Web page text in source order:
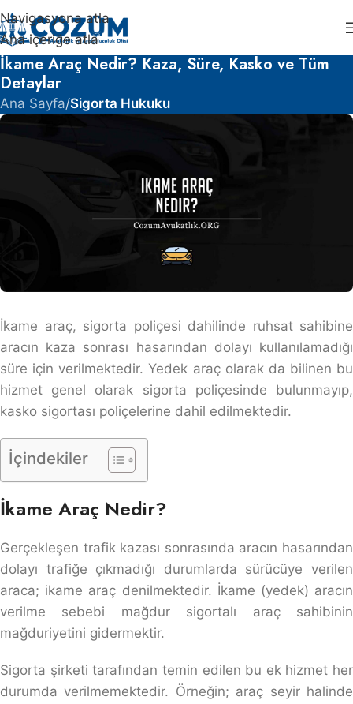
Navigasyona atla
Ana içeriğe atla
İkame Araç Nedir? Kaza, Süre, Kasko ve Tüm
Detaylar
Ana Sayfa/Sigorta Hukuku
İkame araç, sigorta poliçesi dahilinde ruhsat sahibine
aracın kaza sonrası hasarından dolayı kullanılamadığı
süre için verilmektedir. Yedek araç olarak da bilinen bu
hizmet genel olarak sigorta poliçesinde bulunmayıp,
kasko sigortası poliçelerine dahil edilmektedir.
İçindekiler
İkame Araç Nedir?
Gerçekleşen trafik kazası sonrasında aracın hasarından
dolayı trafiğe çıkmadığı durumlarda sürücüye verilen
araca; ikame araç denilmektedir. İkame (yedek) aracın
verilme sebebi mağdur sigortalı araç sahibinin
mağduriyetini gidermektir.
Sigorta şirketi tarafından temin edilen bu ek hizmet her
durumda verilmemektedir. Örneğin; araç seyir halinde